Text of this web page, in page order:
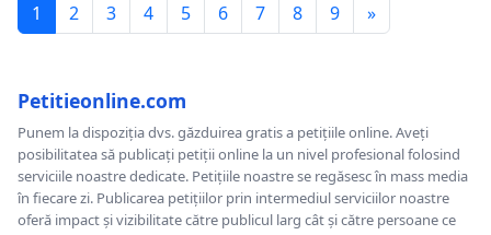
1 2 3 4 5 6 7 8 9 »
Petitieonline.com
Punem la dispoziția dvs. găzduirea gratis a petițiile online. Aveți
posibilitatea să publicați petiții online la un nivel profesional folosind
serviciile noastre dedicate. Petițiile noastre se regăsesc în mass media
în fiecare zi. Publicarea petițiilor prin intermediul serviciilor noastre
oferă impact și vizibilitate către publicul larg cât și către persoane ce